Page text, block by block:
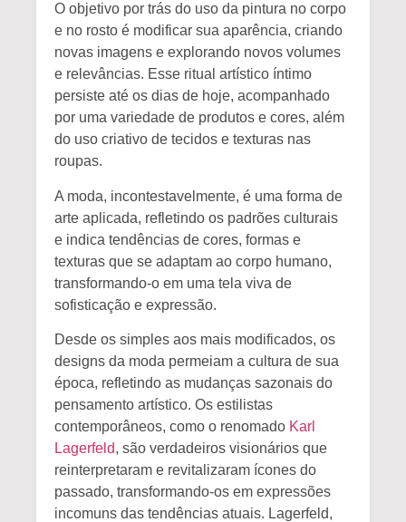
O objetivo por trás do uso da pintura no corpo
e no rosto é modificar sua aparência, criando
novas imagens e explorando novos volumes
e relevâncias. Esse ritual artístico íntimo
persiste até os dias de hoje, acompanhado
por uma variedade de produtos e cores, além
do uso criativo de tecidos e texturas nas
roupas.
A moda, incontestavelmente, é uma forma de
arte aplicada, refletindo os padrões culturais
e indica tendências de cores, formas e
texturas que se adaptam ao corpo humano,
transformando-o em uma tela viva de
sofisticação e expressão.
Desde os simples aos mais modificados, os
designs da moda permeiam a cultura de sua
época, refletindo as mudanças sazonais do
pensamento artístico. Os estilistas
contemporâneos, como o renomado Karl
Lagerfeld, são verdadeiros visionários que
reinterpretaram e revitalizaram ícones do
passado, transformando-os em expressões
incomuns das tendências atuais. Lagerfeld,